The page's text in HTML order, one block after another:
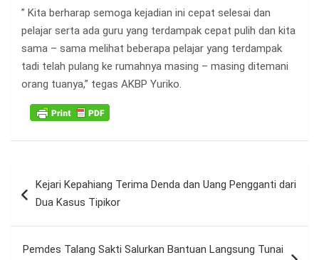
” Kita berharap semoga kejadian ini cepat selesai dan
pelajar serta ada guru yang terdampak cepat pulih dan kita
sama – sama melihat beberapa pelajar yang terdampak
tadi telah pulang ke rumahnya masing – masing ditemani
orang tuanya,” tegas AKBP Yuriko.
posKejari Kepahiang Terima Denda dan Uang Pengganti dari
Dua Kasus Tipikor
Pemdes Talang Sakti Salurkan Bantuan Langsung Tunai